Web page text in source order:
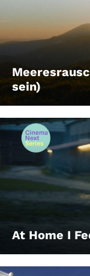
sein)
At Home I